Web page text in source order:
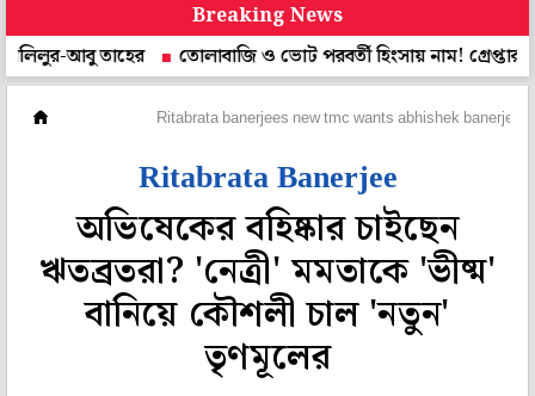
Breaking News
তাহের
তোলাবাজি ও ভোট পরবর্তী হিংসায় নাম! গ্রেপ্তার নৈহাটির
Ritabrata banerjees new tmc wants abhishek banerjee
Ritabrata Banerjee
অভিষেকের বহিষ্কার চাইছেন
ঋতব্রতরা? 'নেত্রী' মমতাকে 'ভীষ্ম'
বানিয়ে কৌশলী চাল 'নতুন'
তৃণমূলের